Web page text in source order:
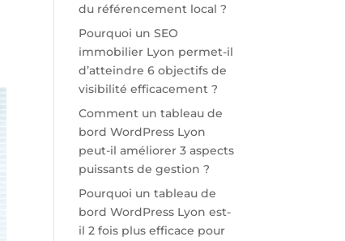
du référencement local ?
Pourquoi un SEO
immobilier Lyon permet-il
d’atteindre 6 objectifs de
visibilité efficacement ?
Comment un tableau de
bord WordPress Lyon
peut-il améliorer 3 aspects
puissants de gestion ?
Pourquoi un tableau de
bord WordPress Lyon est-
il 2 fois plus efficace pour